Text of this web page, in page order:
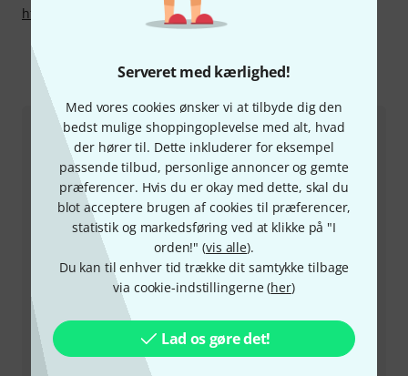
Serveret med kærlighed!
Med vores cookies ønsker vi at tilbyde dig den
bedst mulige shoppingoplevelse med alt, hvad
der hører til. Dette inkluderer for eksempel
passende tilbud, personlige annoncer og gemte
præferencer. Hvis du er okay med dette, skal du
blot acceptere brugen af cookies til præferencer,
statistik og markedsføring ved at klikke på "I
orden!" (vis alle).
Du kan til enhver tid trække dit samtykke tilbage
via cookie-indstillingerne (her)
Lad os gøre det!
http://www.soldano.com/
Sådan kontakter du os
Kundeservice Danmark
+45-78150202
Vores kundeservice står klar til at hjælpe, hvis du har
spørgsmål eller problemer efter dit køb.
Hav dit kundenummer parat